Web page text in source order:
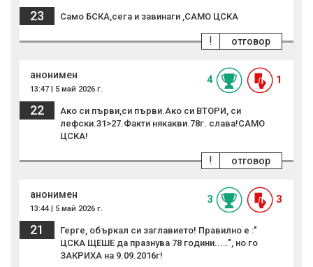
23 Само БСКА,сега и завинаги ,САМО ЦСКА
отговор
!
анонимен
13:47 | 5 май 2026 г.
4 1
22
Ако си първи,си първи.Ако си ВТОРИ, си
лефски.31>27.Факти някакви.78г. слава!САМО
ЦСКА!
отговор
!
анонимен
13:44 | 5 май 2026 г.
3 3
21
Герге, объркал си заглавието! Правилно е :"
ЦСКА ЩЕШЕ да празнува 78 години.....", но го
ЗАКРИХА на 9.09.2016г!